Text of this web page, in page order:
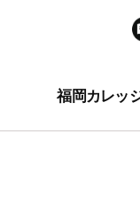
福岡カレッ